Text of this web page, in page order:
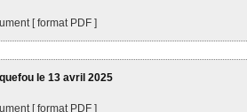
[ format PDF ]
le 13 avril 2025
[ format PDF ]